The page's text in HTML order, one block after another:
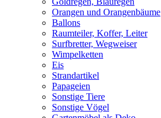
Orangen und Orangenbäume
Ballons
Raumteiler, Koffer, Leiter
Surfbretter, Wegweiser
Wimpelketten
Eis
Strandartikel
Papageien
Sonstige Tiere
Sonstige Vögel